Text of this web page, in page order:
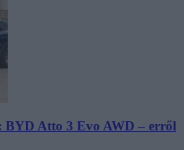
BYD Atto 3 Evo AWD – erről